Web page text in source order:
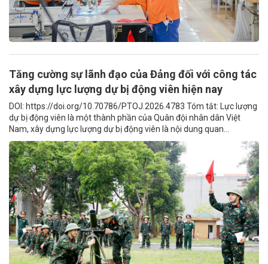
Tăng cường sự lãnh đạo của Đảng đối với công tác
xây dựng lực lượng dự bị động viên hiện nay
DOI: https://doi.org/10.70786/PTOJ.2026.4783 Tóm tắt: Lực lượng
dự bị động viên là một thành phần của Quân đội nhân dân Việt
Nam, xây dựng lực lượng dự bị động viên là nội dung quan...